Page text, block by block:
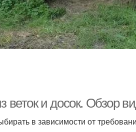
веток и досок. Обзор
в зависимости от